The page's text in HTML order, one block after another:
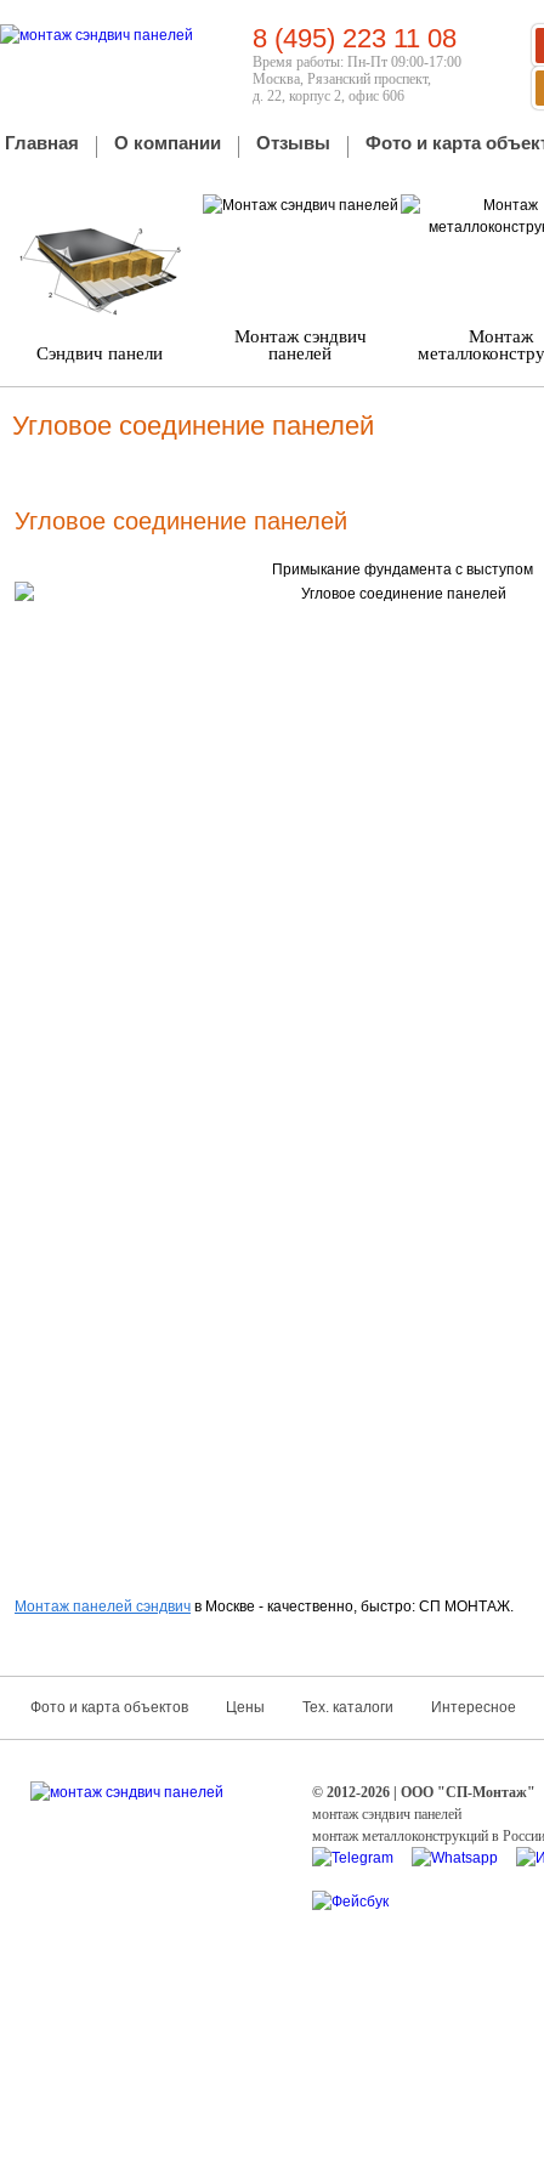
8 (495) 223 11 08
Время работы: Пн-Пт 09:00-17:00
Москва, Рязанский проспект,
д. 22, корпус 2, офис 606
Главная О компании Отзывы Фото и карта
Сэндвич панели
Монтаж сэндвич
панелей
Монтаж
Угловое соединение панелей
Угловое соединение панелей
Примыкание фундамента с выступом
Монтаж панелей сэндвич в Москве - качественно, быстро: СП МОНТАЖ.
Фото и карта объектов Цены Тех. каталоги Интересное
© 2012-2026 | ООО "СП-Монтаж"
монтаж сэндвич панелей
монтаж металлоконструкций в России